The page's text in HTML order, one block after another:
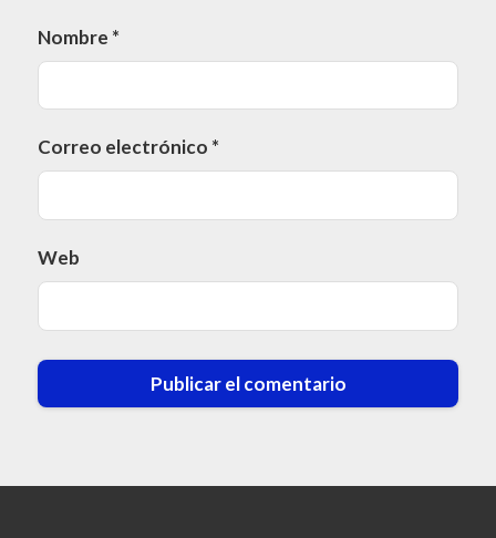
Nombre *
Correo electrónico *
Web